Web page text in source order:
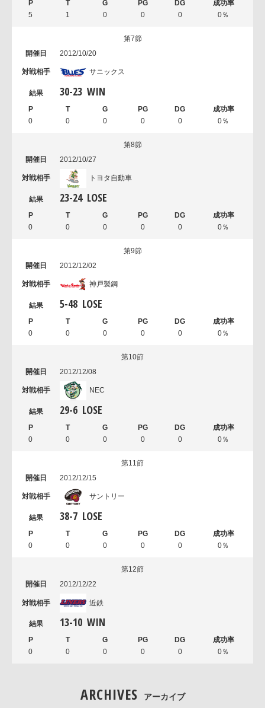
5 1 0 0 0 0％
第7節
2012/10/20
サニックス
30-23 WIN
0 0 0 0 0 0％
第8節
2012/10/27
トヨタ自動車
23-24 LOSE
0 0 0 0 0 0％
第9節
2012/12/02
神戸製鋼
5-48 LOSE
0 0 0 0 0 0％
第10節
2012/12/08
NEC
29-6 LOSE
0 0 0 0 0 0％
第11節
2012/12/15
サントリー
38-7 LOSE
0 0 0 0 0 0％
第12節
2012/12/22
近鉄
13-10 WIN
0 0 0 0 0 0％
ARCHIVES アーカイブ